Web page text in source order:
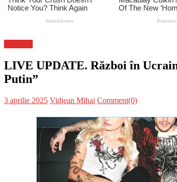
LIVE UPDATE. Război în
Putin”
Posted
3 aprilie 2025 Author
Vidjean Mihai Comment(0)